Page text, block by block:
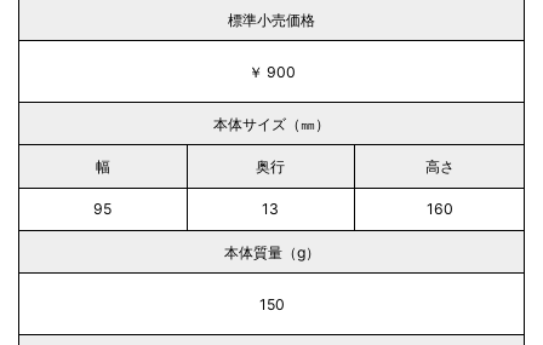
標準小売価格
￥ 900
本体サイズ（㎜）
幅 奥行 高さ
95 13 160
本体質量（g）
150